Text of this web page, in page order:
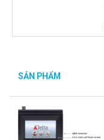
SẢN PHẨM